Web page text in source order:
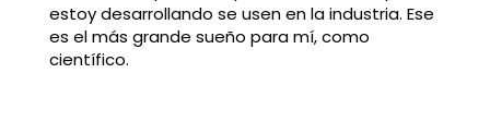
estoy desarrollando se usen en la industria. Ese
es el más grande sueño para mí, como
científico.